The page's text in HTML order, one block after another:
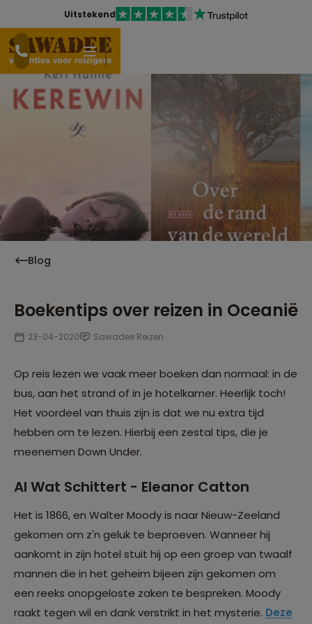
Uitstekend
Blog
Boekentips over reizen in Oceanië
23-04-2020 Sawadee Reizen
Op reis lezen we vaak meer boeken dan normaal: in de
bus, aan het strand of in je hotelkamer. Heerlijk toch!
Het voordeel van thuis zijn is dat we nu extra tijd
hebben om te lezen. Hierbij een zestal tips, die je
meenemen Down Under.
Al Wat Schittert - Eleanor Catton
Het is 1866, en Walter Moody is naar Nieuw-Zeeland
gekomen om z'n geluk te beproeven. Wanneer hij
aankomt in zijn hotel stuit hij op een groep van twaalf
mannen die in het geheim bijeen zijn gekomen om
een reeks onopgeloste zaken te bespreken. Moody
raakt tegen wil en dank verstrikt in het mysterie. Deze